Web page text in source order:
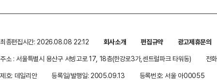
최종편집시간: 2026.08.08 22:12 회사소개 편집규약
광고제휴문의
주소 : 서울특별시 용산구 서빙고로 17, 18층(한강로3가,센트럴파크 타워동)
전
제호: 데일리안
등록일/발행일: 2005.09.13 등록번호: 서울 아00055